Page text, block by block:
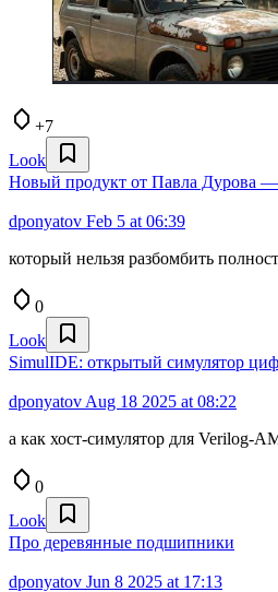
+7
Look
Новый продукт от Павла Дурова —
dponyatov Feb 5 at 06:39
который нельзя разбомбить
0
Look
SimulIDE: открытый симулятор
dponyatov Aug 18 2025 at 08:22
а как хост-симулятор для Verilog-
0
Look
Про деревянные подшипники
dponyatov Jun 8 2025 at 17:13